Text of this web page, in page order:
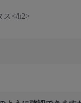
ス</h2>